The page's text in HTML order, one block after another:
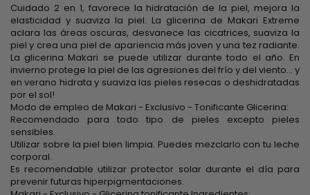
Cuidado 2 en 1, favorece la hidratación de la piel, mejora la
elasticidad y suaviza la piel. La glicerina de Makari Extreme
aclara las áreas oscuras, desvanece las cicatrices, suaviza la
piel y crea una piel de apariencia más joven y una tez radiante.
La glicerina Makari se puede utilizar durante todo el año. En
invierno protege la piel de las agresiones del frío y del viento... y
en verano hidrata y suaviza las pieles resecas o deshidratadas
por el sol!
Modo de empleo de Makari - Exclusivo - Tonificante Glicerina:
Recomendado para todo tipo de pieles excepto pieles
sensibles.
Utilizar sobre la piel bien limpia. Puedes mezclarlo con tu leche
corporal.
Es recomendable utilizar protector solar durante el día para
prevenir futuras hiperpigmentaciones.